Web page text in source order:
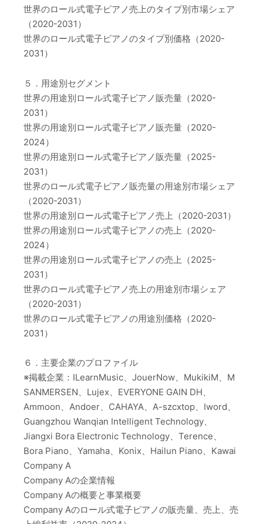
世界のロール式電子ピアノ売上のタイプ別市場シェア
（2020-2031）
世界のロール式電子ピアノのタイプ別価格（2020-
2031）
５．用途別セグメント
世界の用途別ロール式電子ピアノ販売量（2020-
2031）
世界の用途別ロール式電子ピアノ販売量（2020-
2024）
世界の用途別ロール式電子ピアノ販売量（2025-
2031）
世界のロール式電子ピアノ販売量の用途別市場シェア
（2020-2031）
世界の用途別ロール式電子ピアノ売上（2020-2031）
世界の用途別ロール式電子ピアノの売上（2020-
2024）
世界の用途別ロール式電子ピアノの売上（2025-
2031）
世界のロール式電子ピアノ売上の用途別市場シェア
（2020-2031）
世界のロール式電子ピアノの用途別価格（2020-
2031）
６．主要企業のプロファイル
※掲載企業：ILearnMusic、JouerNow、MukikiM、M
SANMERSEN、Lujex、EVERYONE GAIN DH、
Ammoon、Andoer、CAHAYA、A-szcxtop、Iword、
Guangzhou Wanqian Intelligent Technology、
Jiangxi Bora Electronic Technology、Terence、
Bora Piano、Yamaha、Konix、Hailun Piano、Kawai
Company A
Company Aの企業情報
Company Aの概要と事業概要
Company Aのロール式電子ピアノの販売量、売上、売